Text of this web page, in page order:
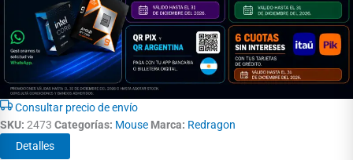
Consultar precio de envío
SKU: 2473 Categorías: Mouse Marca: Redragon
Detalles